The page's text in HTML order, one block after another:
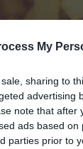
My
sharing to
advertising
note that
ads based
parties prior to